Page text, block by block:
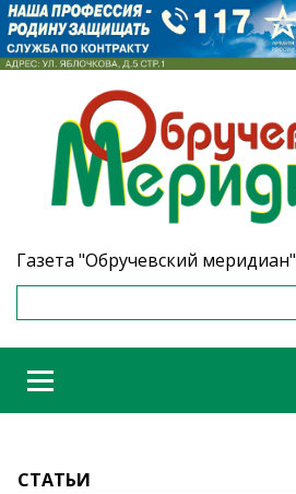
Газета "Обручевский меридиан"
СТАТЬИ